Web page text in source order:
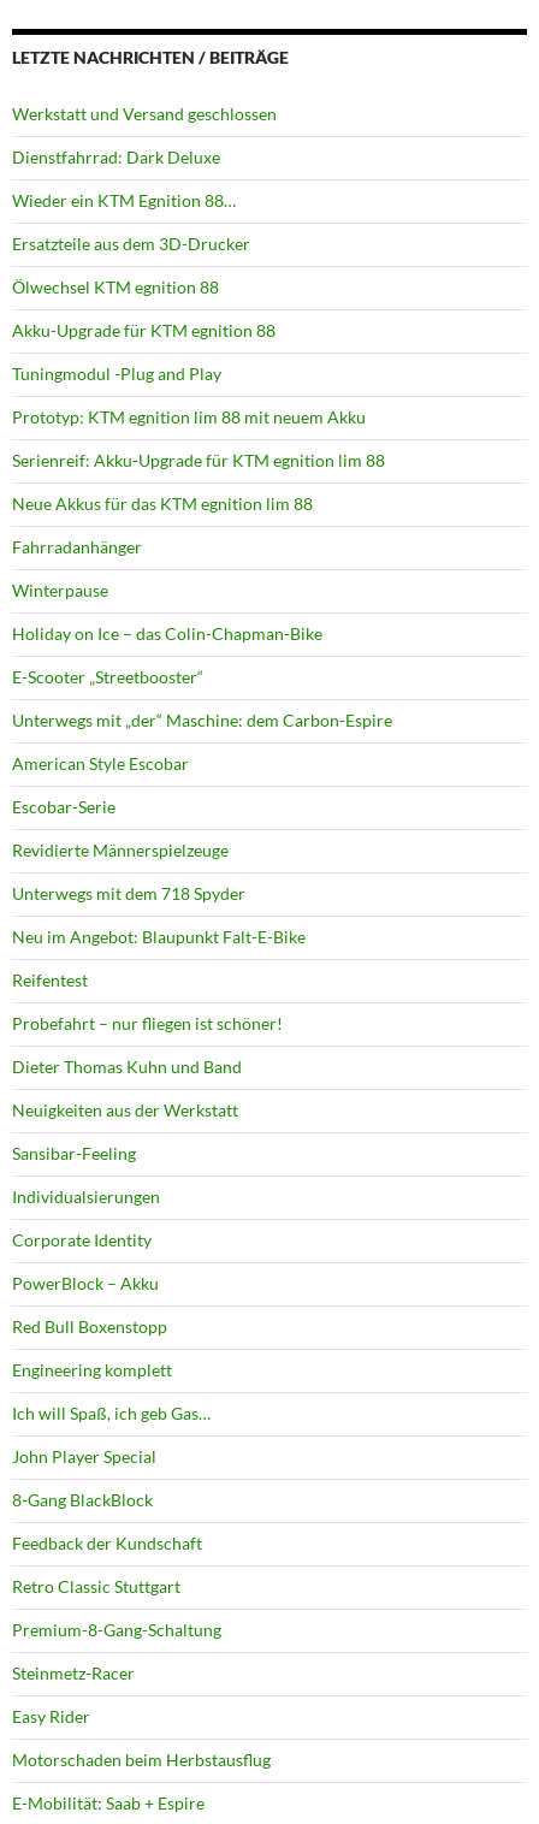
LETZTE NACHRICHTEN / BEITRÄGE
Werkstatt und Versand geschlossen
Dienstfahrrad: Dark Deluxe
Wieder ein KTM Egnition 88…
Ersatzteile aus dem 3D-Drucker
Ölwechsel KTM egnition 88
Akku-Upgrade für KTM egnition 88
Tuningmodul -Plug and Play
Prototyp: KTM egnition lim 88 mit neuem Akku
Serienreif: Akku-Upgrade für KTM egnition lim 88
Neue Akkus für das KTM egnition lim 88
Fahrradanhänger
Winterpause
Holiday on Ice – das Colin-Chapman-Bike
E-Scooter „Streetbooster“
Unterwegs mit „der“ Maschine: dem Carbon-Espire
American Style Escobar
Escobar-Serie
Revidierte Männerspielzeuge
Unterwegs mit dem 718 Spyder
Neu im Angebot: Blaupunkt Falt-E-Bike
Reifentest
Probefahrt – nur fliegen ist schöner!
Dieter Thomas Kuhn und Band
Neuigkeiten aus der Werkstatt
Sansibar-Feeling
Individualsierungen
Corporate Identity
PowerBlock – Akku
Red Bull Boxenstopp
Engineering komplett
Ich will Spaß, ich geb Gas…
John Player Special
8-Gang BlackBlock
Feedback der Kundschaft
Retro Classic Stuttgart
Premium-8-Gang-Schaltung
Steinmetz-Racer
Easy Rider
Motorschaden beim Herbstausflug
E-Mobilität: Saab + Espire